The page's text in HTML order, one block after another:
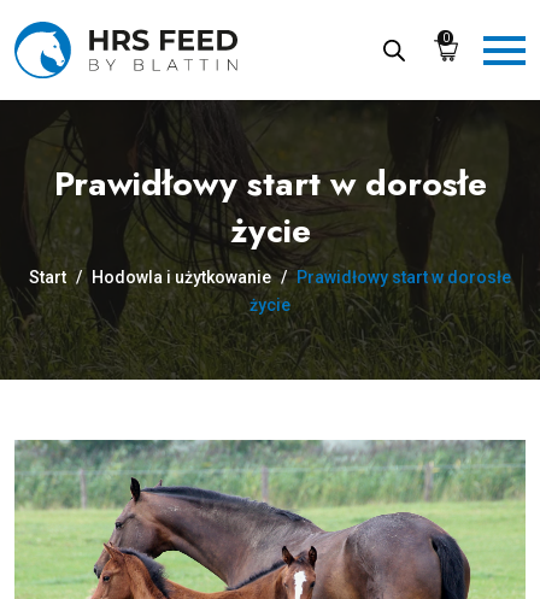
the
0
Prawidłowy start w dorosłe
życie
Start / Hodowla i użytkowanie / Prawidłowy start w dorosłe
życie